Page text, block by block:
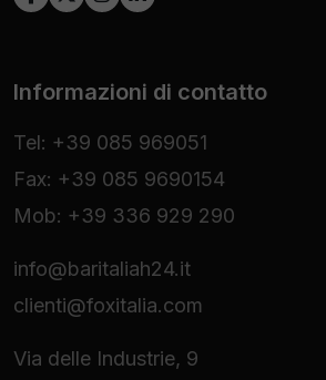
Informazioni di contatto
Tel: +39 085 969051
Fax: +39 085 9690154
Mob: +39 336 929 290
info@baritaliah24.it
clienti@foxitalia.com
Via delle Industrie, 9